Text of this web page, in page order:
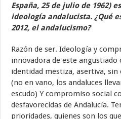
España, 25 de julio de 1962)
ideología andalucista. ¿Qué
2012, el andalucismo?
Razón de ser. Ideología y
innovadora de este angustiado
identidad mestiza, asertiva,
(no en vano, los andaluces
escudo) Y compromiso social
desfavorecidas de Andalucía.
prioridades, quienes son los